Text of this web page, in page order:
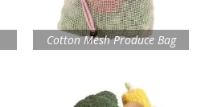
Cotton Mesh Produce Bag